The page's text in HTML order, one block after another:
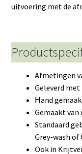
uitvoering met de
Afmetingen
Geleverd
Hand
Gemaakt
Standaard
Grey-wash of
Ook in